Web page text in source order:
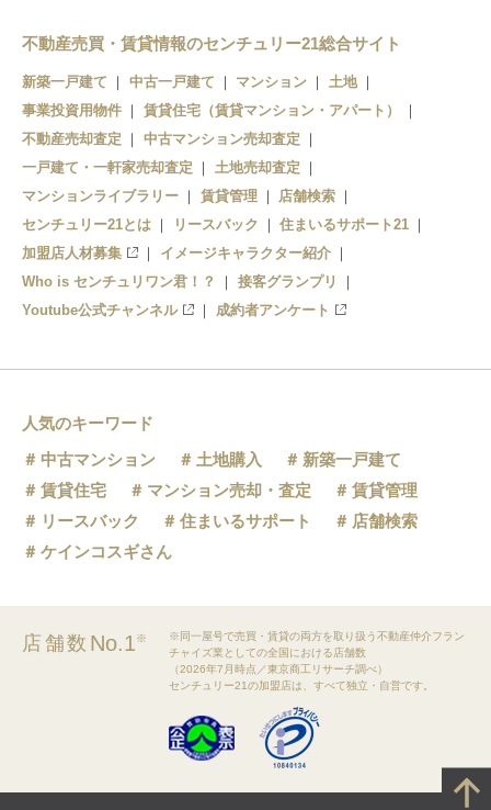
中山宿駅
不動産売買・賃貸情報のセンチュリー21総合サイト
新築一戸建て 中古一戸建て マンション
土地
事業投資用物件
賃貸住宅（賃貸マンション・アパート）
不動産売却査定
中古マンション売却査定
一戸建て・一軒家売却査定
土地売却査定
マンションライブラリー
賃貸管理
店舗検索
センチュリー21とは
リースバック
住まいるサポート21
加盟店人材募集
イメージキャラクター紹介
Who is センチュリワン君！？
接客グランプリ
Youtube公式チャンネル
成約者アンケート
人気のキーワード
中古マンション
土地購入
新築一戸建て
賃貸住宅
マンション売却・査定
賃貸管理
リースバック
住まいるサポート
店舗検索
ケインコスギさん
店舗数 No.1※
※同一屋号で売買・賃貸の両方を取り扱う不動産仲介フラン
チャイズ業としての全国における店舗数
（2026年7月時点／東京商工リサーチ調べ）
センチュリー21の加盟店は、すべて独立・自営です。